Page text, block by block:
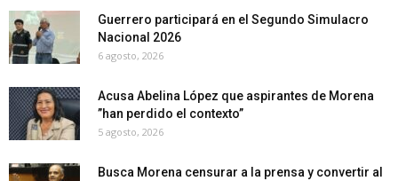
Guerrero participará en el Segundo Simulacro
Nacional 2026
6 agosto, 2026
Acusa Abelina López que aspirantes de Morena
”han perdido el contexto”
5 agosto, 2026
Busca Morena censurar a la prensa y convertir al